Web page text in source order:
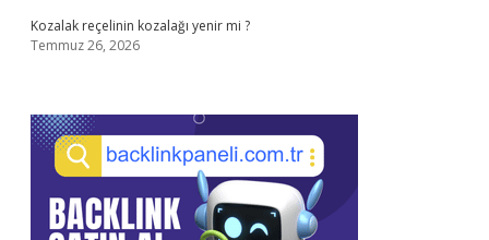
Kozalak reçelinin kozalağı yenir mi ?
Temmuz 26, 2026